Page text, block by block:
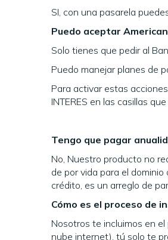
SI, con una pasarela
Puedo aceptar
Solo tienes que pedir al
Puedo manejar planes de
Para activar estas
INTERES en las casillas
Tengo que pagar
No, Nuestro producto no
de por vida para el
crédito, es un arreglo de
Cómo es el proceso de
Nosotros te incluimos en
nube internet), tú solo te